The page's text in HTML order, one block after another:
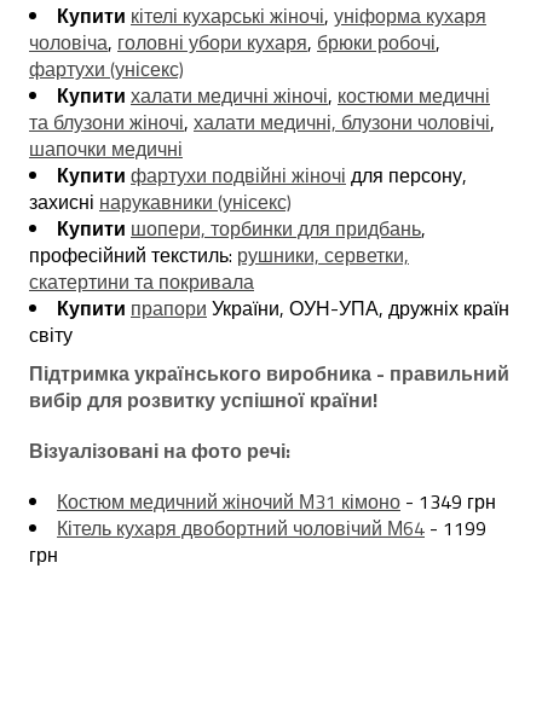
Купити кітелі кухарські жіночі, уніформа кухаря
чоловіча, головні убори кухаря, брюки робочі,
фартухи (унісекс)
Купити халати медичні жіночі, костюми медичні
та блузони жіночі, халати медичні, блузони чоловічі,
шапочки медичні
Купити фартухи подвійні жіночі для персону,
захисні нарукавники (унісекс)
Купити шопери, торбинки для придбань,
професійний текстиль: рушники, серветки,
скатертини та покривала
Купити прапори України, ОУН-УПА, дружніх країн
світу
Підтримка українського виробника - правильний
вибір для розвитку успішної країни!
Візуалізовані на фото речі:
Костюм медичний жіночий М31 кімоно - 1349 грн
Кітель кухаря двобортний чоловічий М64 - 1199
грн